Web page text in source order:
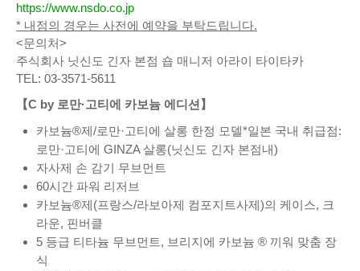
https://www.nsdo.co.jp
* 내점의 경우는 사전에 예약을 부탁드립니다.
<문의처>
주식회사 닛신도 긴자 본점 숍 매니저 아라이 타이타카
TEL: 03-3571-5611
【C by 로만·고티에 카보늄 에디션】
카보늄®제/로만·고티에 살롱 한정 모델*일본 국내 취급점:
로만·고티에 GINZA 살롱(닛신도 긴자 본점내)
자사제 손 감기 무브먼트
60시간 파워 리저브
카보늄®제(프랑스/라보아제 컴포지트사제)의 케이스, 크
라운, 핀버클
5 등급 티타늄 무브먼트, 브리지에 카보늄 ® 끼워 맞춤 장
식